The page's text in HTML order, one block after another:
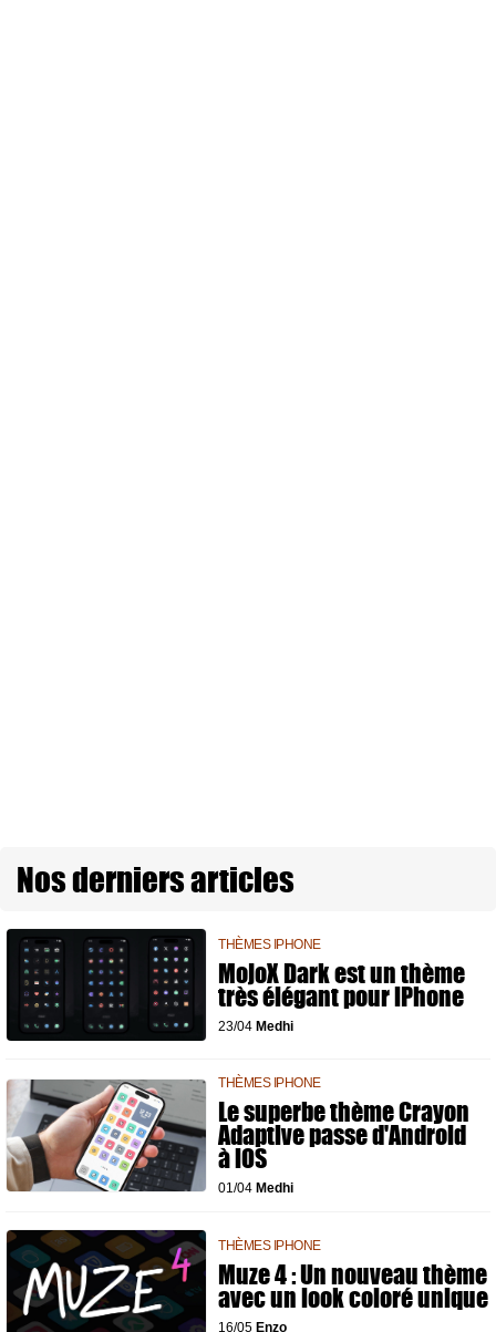
Nos derniers articles
THÈMES IPHONE
MojoX Dark est un thème
très élégant pour iPhone
23/04 Medhi
THÈMES IPHONE
Le superbe thème Crayon
Adaptive passe d'Android
à iOS
01/04 Medhi
THÈMES IPHONE
Muze 4 : Un nouveau thème
avec un look coloré unique
16/05 Enzo